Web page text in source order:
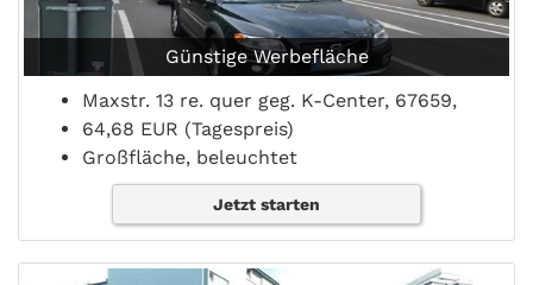
Günstige Werbefläche
Maxstr. 13 re. quer geg. K-Center, 67659,
64,68 EUR (Tagespreis)
Großfläche, beleuchtet
Jetzt starten